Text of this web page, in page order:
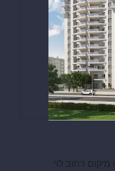
מיקום רחוב לוי